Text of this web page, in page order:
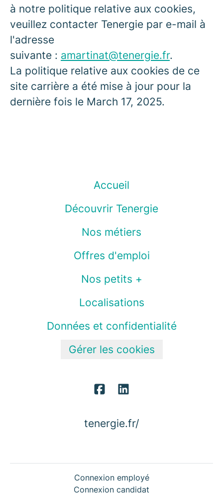
à notre politique relative aux cookies,
veuillez contacter Tenergie par e-mail à
l'adresse
suivante : amartinat@tenergie.fr.
La politique relative aux cookies de ce
site carrière a été mise à jour pour la
dernière fois le March 17, 2025.
Accueil
Découvrir Tenergie
Nos métiers
Offres d'emploi
Nos petits +
Localisations
Données et confidentialité
Gérer les cookies
tenergie.fr/
Connexion employé
Connexion candidat